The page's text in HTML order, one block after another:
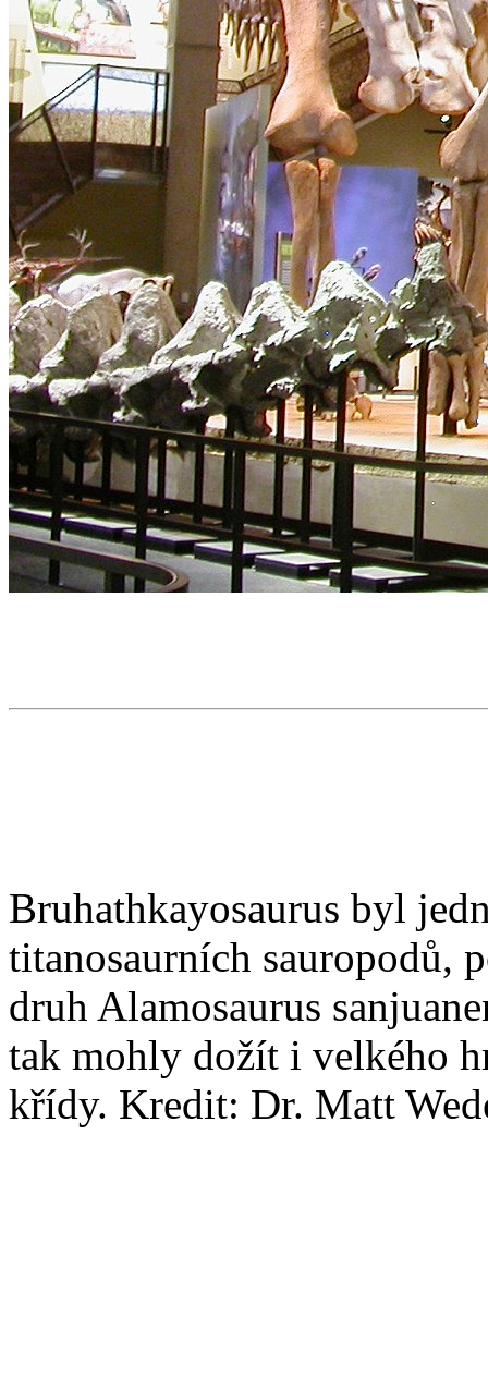
Bruhathkayosaurus byl
titanosaurních sauropodů,
druh Alamosaurus
tak mohly dožít i velkého
křídy. Kredit: Dr. Matt